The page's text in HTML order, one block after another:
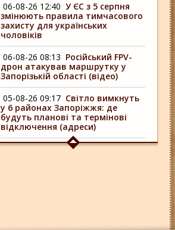
06-08-26 12:40 У ЄС з 5 серпня
змінюють правила тимчасового
захисту для українських
чоловіків
06-08-26 08:13 Російський FPV-
дрон атакував маршрутку у
Запорізькій області (відео)
05-08-26 09:17 Світло вимкнуть
у 6 районах Запоріжжя: де
будуть планові та термінові
відключення (адреси)
04-08-26 09:16 У 6 районах